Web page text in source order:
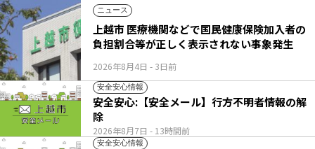
ニュース
2026年8月4日 - 3日前
上越市 医療機関などで国民健康保険加入者の
負担割合等が正しく表示されない事象発生
安全安心情報
2026年8月7日 - 13時間前
安全安心:【安全メール】行方不明者情報の解
除
安全安心情報